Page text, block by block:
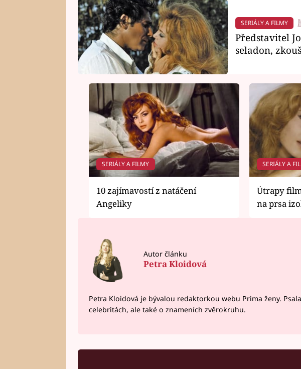
SERIÁLY A FILMY
Představitel
seladon,
SERIÁLY A FILMY
10 zajímavostí z natáčení
Angeliky
SERIÁLY A
Útrapy
na prsa
Autor článku
Petra Kloidová
Petra Kloidová je bývalou redaktorkou webu Prima ženy.
celebritách, ale také o znameních zvěrokruhu.